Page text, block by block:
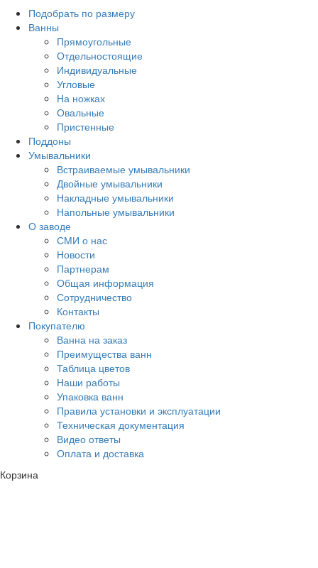
Подобрать по размеру
Ванны
Прямоугольные
Отдельностоящие
Индивидуальные
Угловые
На ножках
Овальные
Пристенные
Поддоны
Умывальники
Встраиваемые умывальники
Двойные умывальники
Накладные умывальники
Напольные умывальники
О заводе
СМИ о нас
Новости
Партнерам
Общая информация
Сотрудничество
Контакты
Покупателю
Ванна на заказ
Преимущества ванн
Таблица цветов
Наши работы
Упаковка ванн
Правила установки и эксплуатации
Техническая документация
Видео ответы
Оплата и доставка
Корзина